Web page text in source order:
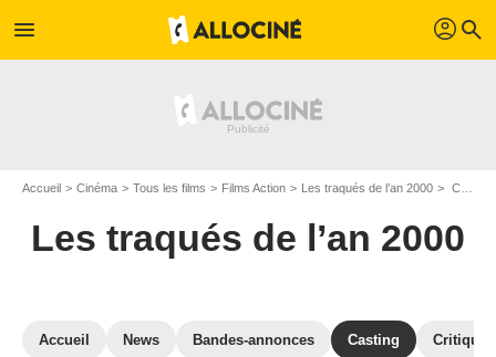
menu profil search
Accueil Cinéma Tous les films Films Action Les traqués de l’an 2000 Casting Les traqués de l’an 2000
Les traqués de l’an 2000
Accueil News Bandes-annonces Casting